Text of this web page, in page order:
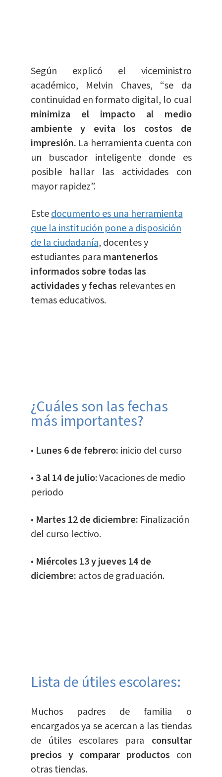
Según explicó el viceministro
académico, Melvin Chaves, “se da
continuidad en formato digital, lo cual
minimiza el impacto al medio
ambiente y evita los costos de
impresión. La herramienta cuenta con
un buscador inteligente donde es
posible hallar las actividades con
mayor rapidez”.
Estedocumento es una herramienta
que la institución pone a disposición
de la ciudadanía, docentes y
estudiantes para mantenerlos
informados sobre todas las
actividades y fechas relevantes en
temas educativos.
¿Cuáles son las fechas
más importantes?
• Lunes 6 de febrero: inicio del curso
• 3 al 14 de julio: Vacaciones de medio
periodo
• Martes 12 de diciembre: Finalización
del curso lectivo.
• Miércoles 13 y jueves 14 de
diciembre: actos de graduación.
​Lista de útiles escolares:
Muchos padres de familia o
encargados ya se acercan a las tiendas
de útiles escolares para consultar
precios y comparar productos con
otras tiendas.